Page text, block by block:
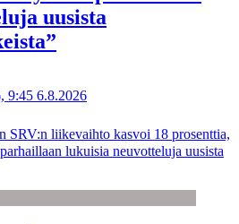
uusista
9:45 6.8.2026
SRV:n liikevaihto kasvoi 18 prosenttia,
lukuisia neuvotteluja uusista